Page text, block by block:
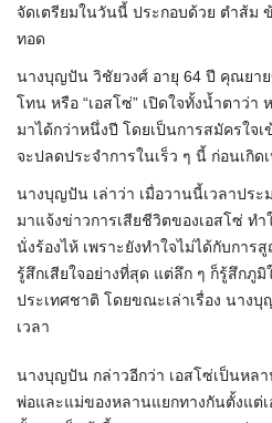
จัดเตรียมในวันนี้ ประกอบด้วย ตำส้ม
ทอด
นางบุญปัน วิชัยวงศ์ อายุ 64 ปี คุณยา
โทน หรือ “เอสโซ่” เปิดใจทั้งน้ำตาว่
มาได้กว่าหนึ่งปี โดยเป็นการสมัครใจ
จะปลดประจำการในเร็ว ๆ นี้ ก่อนเกิ
นางบุญปัน เล่าว่า เมื่อวานนี้เวลาปร
มาแจ้งข่าวการเสียชีวิตของเอสโซ่ ท
นั่งร้องไห้ เพราะยังทำใจไม่ได้กับกา
รู้สึกเสียใจอย่างที่สุด แต่ลึก ๆ ก็รู้สึกภู
ประเทศชาติ โดยขณะเล่าเรื่อง นาง
เวลา
นางบุญปัน กล่าวอีกว่า เอสโซ่เป็นหล
พ่อและแม่ของหลานแยกทางกันตั้งแต่เ